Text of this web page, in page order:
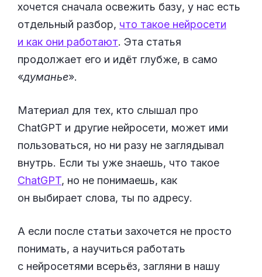
хочется сначала освежить базу, у нас есть
отдельный разбор, что такое нейросети
и как они работают. Эта статья
продолжает его и идёт глубже, в само
«думанье».
Материал для тех, кто слышал про
ChatGPT и другие нейросети, может ими
пользоваться, но ни разу не заглядывал
внутрь. Если ты уже знаешь, что такое
ChatGPT, но не понимаешь, как
он выбирает слова, ты по адресу.
А если после статьи захочется не просто
понимать, а научиться работать
с нейросетями всерьёз, загляни в нашу